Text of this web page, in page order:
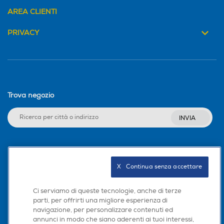
AREA CLIENTI
PRIVACY
Trova negozio
INVIA
Scarica la nostra app
Ci serviamo di queste tecnologie, anche di terze
parti, per offrirti una migliore esperienza di
navigazione, per personalizzare contenuti ed
annunci in modo che siano aderenti ai tuoi interessi,
X   Continua senza accettare